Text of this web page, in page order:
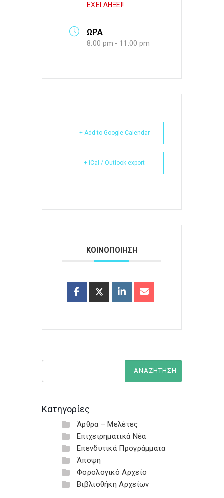
ΕΧΕΙ ΛΗΞΕΙ!
ΩΡΑ
8:00 pm - 11:00 pm
+ Add to Google Calendar
+ iCal / Outlook export
ΚΟΙΝΟΠΟΙΗΣΗ
Κατηγορίες
Άρθρα – Μελέτες
Επιχειρηματικά Νέα
Επενδυτικά Προγράμματα
Άποψη
Φορολογικό Αρχείο
Βιβλιοθήκη Αρχείων